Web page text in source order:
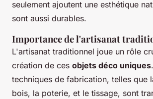
seulement ajoutent une esthétique
sont aussi durables.
Importance de l'artisanat
L'artisanat traditionnel joue un rôle
création de ces objets déco uniques
techniques de fabrication, telles que
bois, la poterie, et le tissage, sont